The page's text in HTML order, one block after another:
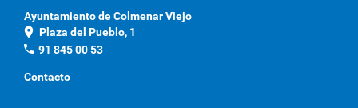
Ayuntamiento de Colmenar Viejo
location_on Plaza del Pueblo, 1
phone 91 845 00 53
Contacto